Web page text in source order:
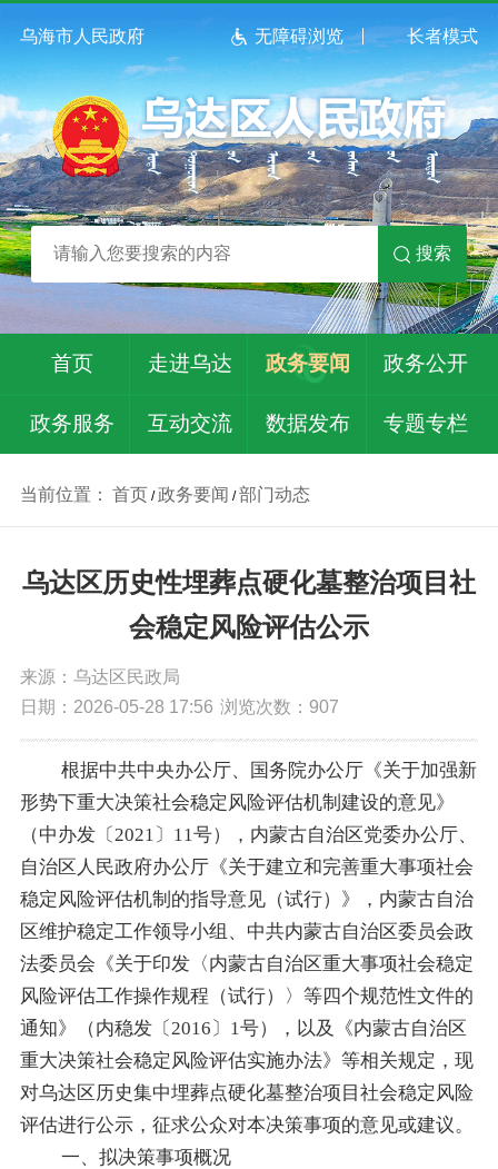
乌海市人民政府 无障碍浏览 长者模式
搜索
首页 走进乌达 政务要闻 政务公开
政务服务 互动交流 数据发布 专题专栏
当前位置： 首页 /政务要闻 /部门动态
乌达区历史性埋葬点硬化墓整治项目社
会稳定风险评估公示
来源：乌达区民政局
日期：2026-05-28 17:56 浏览次数： 907
根据中共中央办公厅、国务院办公厅《关于加强新
形势下重大决策社会稳定风险评估机制建设的意见》
（中办发〔2021〕11号），内蒙古自治区党委办公厅、
自治区人民政府办公厅《关于建立和完善重大事项社会
稳定风险评估机制的指导意见（试行）》，内蒙古自治
区维护稳定工作领导小组、中共内蒙古自治区委员会政
法委员会《关于印发〈内蒙古自治区重大事项社会稳定
风险评估工作操作规程（试行）〉等四个规范性文件的
通知》（内稳发〔2016〕1号），以及《内蒙古自治区
重大决策社会稳定风险评估实施办法》等相关规定，现
对乌达区历史集中埋葬点硬化墓整治项目社会稳定风险
评估进行公示，征求公众对本决策事项的意见或建议。
一、拟决策事项概况